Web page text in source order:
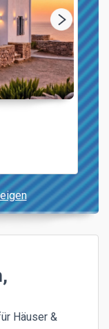
Häuser &